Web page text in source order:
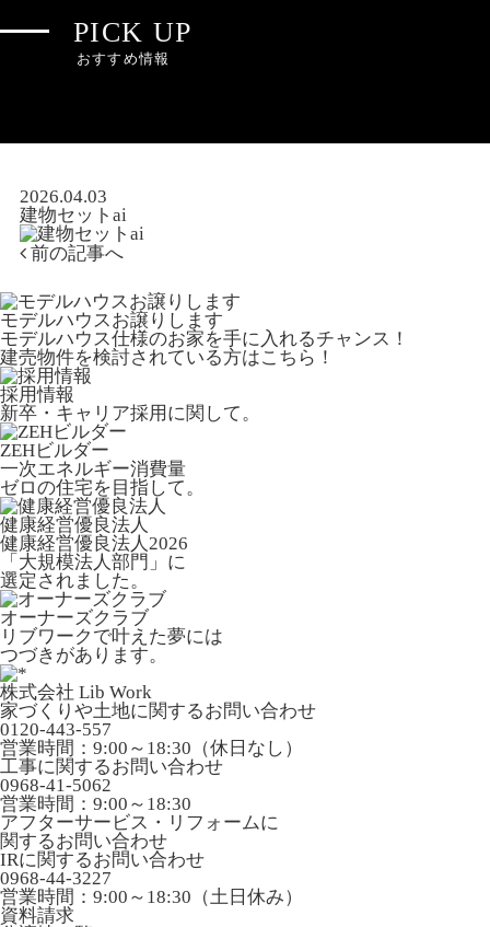
PICK UP
おすすめ情報
2026.04.03
建物セットai
前の記事へ
モデルハウスお譲りします
モデルハウス仕様のお家を手に入れるチャンス！
建売物件を検討されている方はこちら！
採用情報
新卒・キャリア採用に関して。
ZEHビルダー
一次エネルギー消費量
ゼロの住宅を目指して。
健康経営優良法人
健康経営優良法人2026
「大規模法人部門」に
選定されました。
オーナーズクラブ
リブワークで叶えた夢には
つづきがあります。
株式会社 Lib Work
家づくりや土地に関するお問い合わせ
0120-443-557
営業時間：9:00～18:30（休日なし）
工事に関するお問い合わせ
0968-41-5062
営業時間：9:00～18:30
アフターサービス・リフォームに
関するお問い合わせ
IRに関するお問い合わせ
0968-44-3227
営業時間：9:00～18:30（土日休み）
資料請求